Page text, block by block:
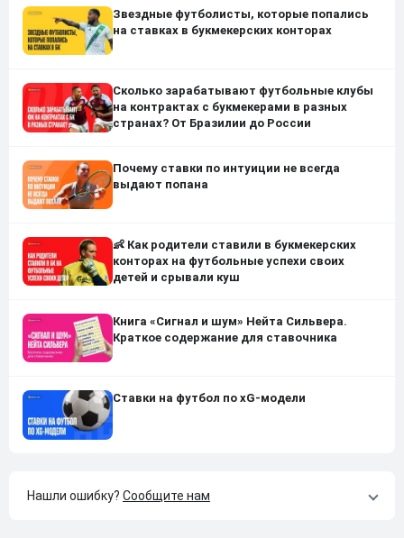
Звездные футболисты, которые попались
на ставках в букмекерских конторах
Сколько зарабатывают футбольные клубы
на контрактах с букмекерами в разных
странах? От Бразилии до России
Почему ставки по интуиции не всегда
выдают попана
👶 Как родители ставили в букмекерских
конторах на футбольные успехи своих
детей и срывали куш
Книга «Сигнал и шум» Нейта Сильвера.
Краткое содержание для ставочника
Ставки на футбол по xG-модели
Нашли ошибку? Сообщите нам